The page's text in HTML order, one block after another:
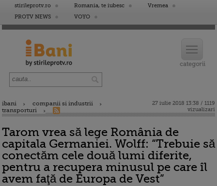
stirileprotv.ro Romania, te iubesc
Vremea
PROTV NEWS
VOYO
ibani
companii si industrii
transporturi
27 iulie 2018 13:38 / 1119
vizualizari
Tarom vrea să lege România de
capitala Germaniei. Wolff: “Trebuie să
conectăm cele două lumi diferite,
pentru a recupera minusul pe care îl
avem faţă de Europa de Vest”